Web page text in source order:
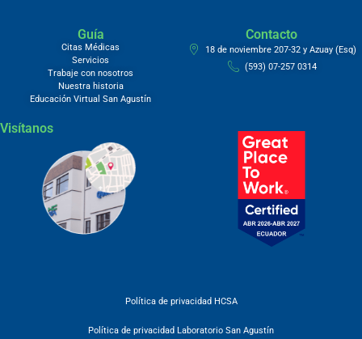
Guía
Citas Médicas
Servicios
Trabaje con nosotros
Nuestra historia
Educación Virtual San Agustín
Contacto
18 de noviembre 207-32 y Azuay (Esq)
(593) 07-257 0314
Visítanos
Política de privacidad HCSA
Política de privacidad Laboratorio San Agustín